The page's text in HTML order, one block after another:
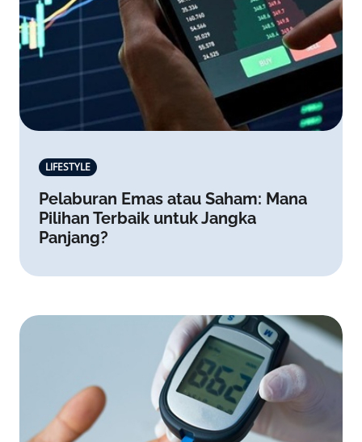
LIFESTYLE
Pelaburan Emas atau Saham: Mana
Pilihan Terbaik untuk Jangka
Panjang?